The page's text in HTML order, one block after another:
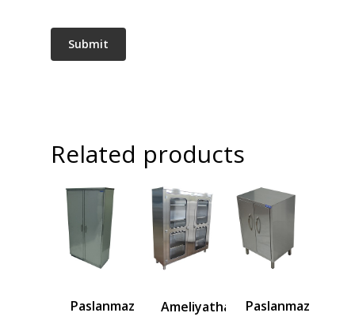
Related products
Paslanmaz
Ameliyathane/Steril
Paslanmaz